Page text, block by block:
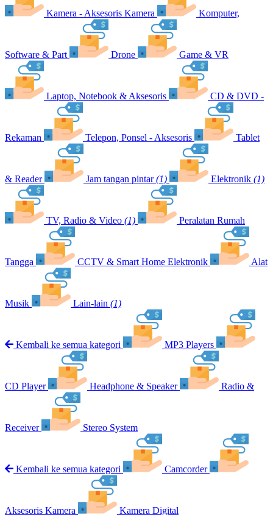
Kamera - Aksesoris Kamera Komputer,
Software & Part Drone Game & VR
Laptop, Notebook & Aksesoris CD & DVD -
Rekaman Telepon, Ponsel - Aksesoris Tablet
& Reader Jam tangan pintar (1) Elektronik (1)
TV, Radio & Video (1) Peralatan Rumah
Tangga CCTV & Smart Home Elektronik Alat
Musik Lain-lain (1)
Kembali ke semua kategori MP3 Players
CD Player Headphone & Speaker Radio &
Receiver Stereo System
Kembali ke semua kategori Camcorder
Aksesoris Kamera Kamera Digital